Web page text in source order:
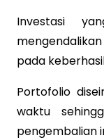
Investasi
pada
Portofolio
waktu
pengembalian